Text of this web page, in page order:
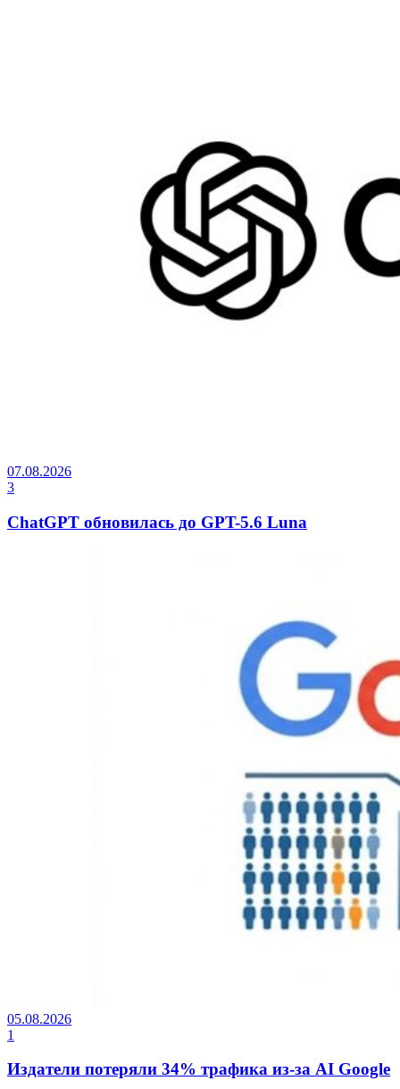
07.08.2026
3
ChatGPT обновилась до GPT-5.6 Luna
05.08.2026
1
Издатели потеряли 34% трафика из-за AI Google